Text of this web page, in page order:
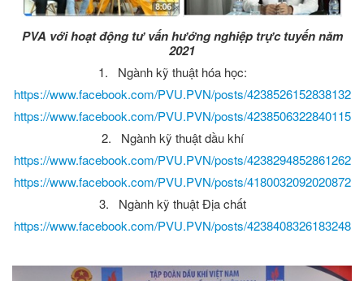
PVA với hoạt động tư vấn hướng nghiệp trực tuyến năm
2021
1.
Ngành kỹ thuật hóa học:
https://www.facebook.com/PVU.PVN/posts/4238526152838132
https://www.facebook.com/PVU.PVN/posts/4238506322840115
2.
Ngành kỹ thuật dầu khí
https://www.facebook.com/PVU.PVN/posts/4238294852861262
https://www.facebook.com/PVU.PVN/posts/4180032092020872
3.
Ngành kỹ thuật Địa chất
https://www.facebook.com/PVU.PVN/posts/4238408326183248